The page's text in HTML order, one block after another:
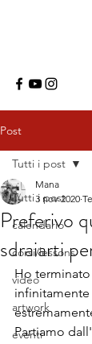
Post
Tutti i post
calendario
corsi/lessons
video
artwork
eventi
Tutti i post
Preferivo
sdraiarti
Mana
3 nov 2020
Ho
Partiamo